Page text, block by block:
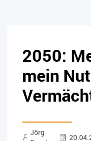
2050:
mein
Jörg